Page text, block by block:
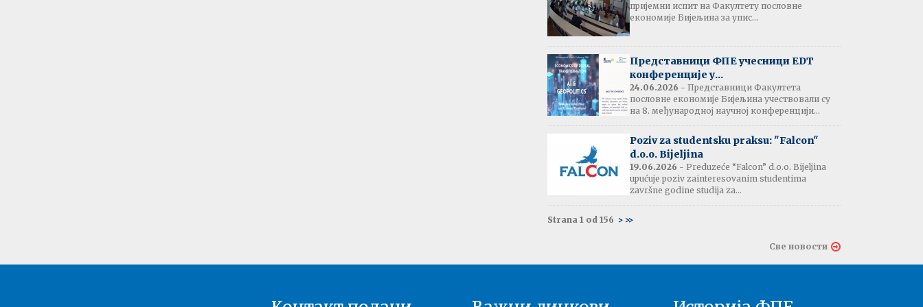
Обавјештење:
Издавање потврда
прије љетне паузе
Резултати испита:
Монетарна економија
Резултати испита и
термин усменог испита:
Енглески језик 2
Друга година - 03.07.2026
Енглески језик 1
пријемни испит на Факултету пословне
економије Бијељина за упис...
Представници ФПЕ учесници EDT
конференције у...
24.06.2026 - Представници Факултета
пословне економије Бијељина учествовали су
на 8. међународној научној конференцији...
Poziv za studentsku praksu: "Falcon"
d.o.o. Bijeljina
19.06.2026 - Preduzeće “Falcon” d.o.o. Bijeljina
upućuje poziv zainteresovanim studentima
završne godine studija za...
Strana 1 od 156 > >>
Све новости